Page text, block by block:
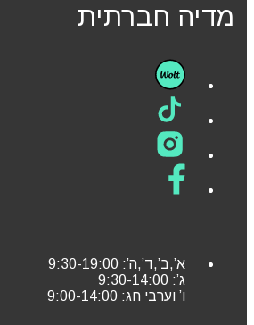
מדיה חברתית
א’,ב’,ד’,ה’: 9:30-19:00
ג’: 9:30-14:00
ו’ וערבי חג: 9:00-14:00